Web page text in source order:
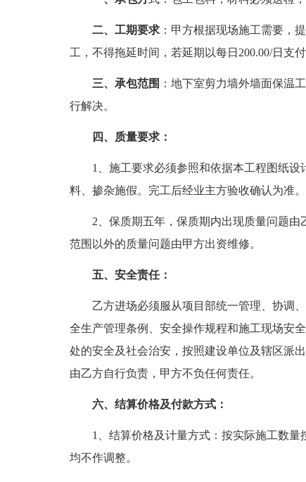
二、工期要求：甲方根据现场施工需要，
工，不得拖延时间，若延期以每日200.00/日支
三、承包范围 ：地下室剪力墙外墙面保温
行解决。
四、质量要求：
1、施工要求必须参照和依据本工程图纸设
料、掺杂施假。完工后经业主方验收确认为准。
2、保质期五年，保质期内出现质量问题由
范围以外的质量问题由甲方出资维修。
五、安全责任：
乙方进场必须服从项目部统一管理、协调、
全生产管理条例、安全操作规程和施工现场安
处的安全及社会治安，按照建设单位及辖区派
由乙方自行负责，甲方不负任何责任。
六、结算价格及付款方式：
1、结算价格及计量方式：按实际施工数量
均不作调整。